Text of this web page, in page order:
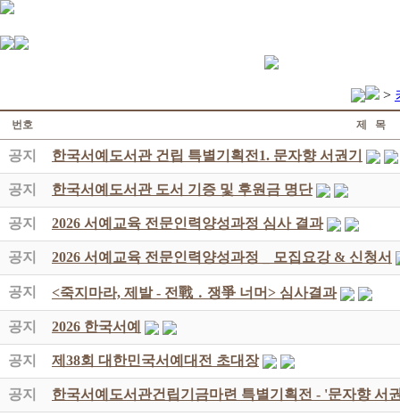
>
번호 제 목
공지 한국서예도서관 건립 특별기획전1. 문자향 서권기
공지 한국서예도서관 도서 기증 및 후원금 명단
공지 2026 서예교육 전문인력양성과정 심사 결과
공지 2026 서예교육 전문인력양성과정 _ 모집요강 & 신청서
공지 <죽지마라, 제발 - 전戰 ․ 쟁爭 너머> 심사결과
공지 2026 한국서예
공지 제38회 대한민국서예대전 초대장
공지 한국서예도서관건립기금마련 특별기획전 - '문자향 서